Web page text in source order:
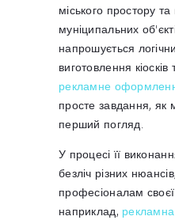
міського простору
муніципальних
напрошується
виготовлення
рекламне
просте завдання, як
перший погляд.
У процесі її
безліч різних
професіоналам
наприклад, рекламна